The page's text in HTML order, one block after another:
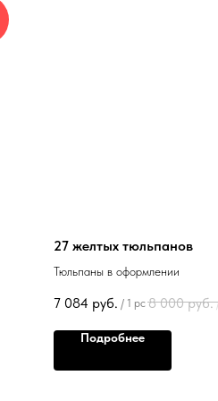
27 желтых тюльпанов
Тюльпаны в оформлении
7 084 руб. / 1 pc 8 000 руб.
Подробнее